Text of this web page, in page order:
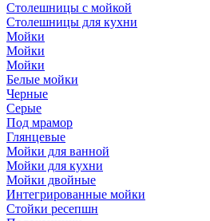
Столешницы с мойкой
Столешницы для кухни
Мойки
Мойки
Мойки
Белые мойки
Черные
Серые
Под мрамор
Глянцевые
Мойки для ванной
Мойки для кухни
Мойки двойные
Интегрированные мойки
Стойки ресепшн